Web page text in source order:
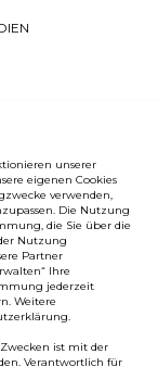
unserer
eigenen Cookies
verwenden,
Die Nutzung
die Sie über die
Nutzung
Partner
Ihre
jederzeit
Weitere
ist mit der
Verantwortlich für